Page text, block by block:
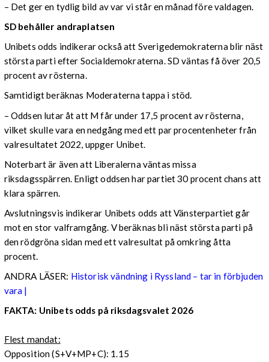
– Det ger en tydlig bild av var vi står en månad före valdagen.
SD behåller andraplatsen
Unibets odds indikerar också att Sverigedemokraterna blir näst
största parti efter Socialdemokraterna. SD väntas få över 20,5
procent av rösterna.
Samtidigt beräknas Moderaterna tappa i stöd.
– Oddsen lutar åt att M får under 17,5 procent av rösterna,
vilket skulle vara en nedgång med ett par procentenheter från
valresultatet 2022, uppger Unibet.
Noterbart är även att Liberalerna väntas missa
riksdagsspärren. Enligt oddsen har partiet 30 procent chans att
klara spärren.
Avslutningsvis indikerar Unibets odds att Vänsterpartiet går
mot en stor valframgång. V beräknas bli näst största parti på
den rödgröna sidan med ett valresultat på omkring åtta
procent.
ANDRA LÄSER: Historisk vändning i Ryssland – tar in förbjuden
vara |
FAKTA: Unibets odds på riksdagsvalet 2026
Flest mandat:
Opposition (S+V+MP+C): 1.15